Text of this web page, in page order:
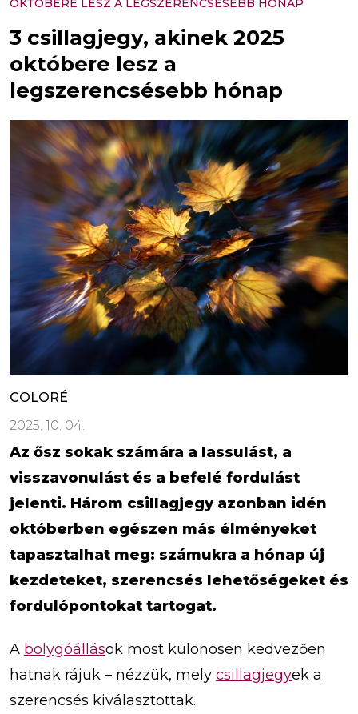
OKTÓBERE LESZ A LEGSZERENCSÉSEBB HÓNAP
3 csillagjegy, akinek 2025
októbere lesz a
legszerencsésebb hónap
COLORÉ
2025. 10. 04.
Az ősz sokak számára a lassulást, a
visszavonulást és a befelé fordulást
jelenti. Három csillagjegy azonban idén
októberben egészen más élményeket
tapasztalhat meg: számukra a hónap új
kezdeteket, szerencsés lehetőségeket és
fordulópontokat tartogat.
A bolygóállások most különösen kedvezően
hatnak rájuk – nézzük, mely csillagjegyek a
szerencsés kiválasztottak.